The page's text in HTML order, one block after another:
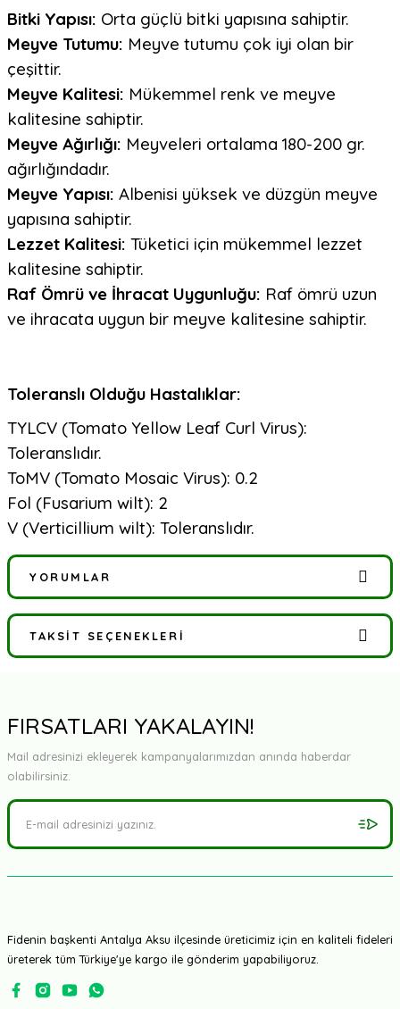
Bitki Yapısı: Orta güçlü bitki yapısına sahiptir.
Meyve Tutumu: Meyve tutumu çok iyi olan bir
çeşittir.
Meyve Kalitesi: Mükemmel renk ve meyve
kalitesine sahiptir.
Meyve Ağırlığı: Meyveleri ortalama 180-200 gr.
ağırlığındadır.
Meyve Yapısı: Albenisi yüksek ve düzgün meyve
yapısına sahiptir.
Lezzet Kalitesi: Tüketici için mükemmel lezzet
kalitesine sahiptir.
Raf Ömrü ve İhracat Uygunluğu: Raf ömrü uzun
ve ihracata uygun bir meyve kalitesine sahiptir.
Toleranslı Olduğu Hastalıklar:
TYLCV (Tomato Yellow Leaf Curl Virus):
Toleranslıdır.
ToMV (Tomato Mosaic Virus): 0.2
Fol (Fusarium wilt): 2
V (Verticillium wilt): Toleranslıdır.
YORUMLAR
Bu ürüne ilk yorumu siz yapın!
TAKSIT SEÇENEKLERI
FIRSATLARI YAKALAYIN!
Mail adresinizi ekleyerek kampanyalarımızdan anında haberdar
olabilirsiniz.
Fidenin başkenti Antalya Aksu ilçesinde üreticimiz için en kaliteli fideleri
üreterek tüm Türkiye'ye kargo ile gönderim yapabiliyoruz.